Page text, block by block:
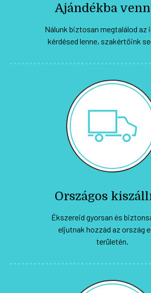
Ajándékba
Nálunk biztosan megtalálod az
kérdésed lenne, szakértőink
Országos
Ékszereid gyorsan és
eljutnak hozzád az ország
területén.